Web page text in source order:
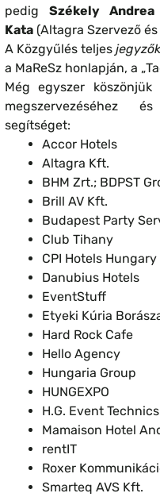
pedig Székely Andrea
Kata(Altagra Szervező és
A Közgyűlés teljes
a MaReSz honlapján, a
Még egyszer
megszervezéséhez
segítséget:
Accor Hotels
Altagra Kft.
BHM Zrt.; BDPST
Brill AV Kft.
Budapest Party
Club Tihany
CPI Hotels Hungary
Danubius Hotels
EventStuff
Etyeki Kúria
Hard Rock Cafe
Hello Agency
Hungaria Group
HUNGEXPO
H.G. Event
Mamaison Hotel
rentIT
Roxer
Smarteq AVS Kft.